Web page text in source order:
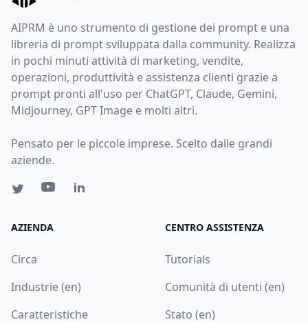
AIPRM è uno strumento di gestione dei prompt e una
libreria di prompt sviluppata dalla community. Realizza
in pochi minuti attività di marketing, vendite,
operazioni, produttività e assistenza clienti grazie a
prompt pronti all'uso per ChatGPT, Claude, Gemini,
Midjourney, GPT Image e molti altri.
Pensato per le piccole imprese. Scelto dalle grandi
aziende.
AZIENDA
Circa
Industrie (en)
Caratteristiche
CENTRO ASSISTENZA
Tutorials
Comunità di utenti (en)
Stato (en)